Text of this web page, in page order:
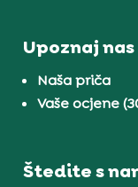
Upoznaj nas
Naša priča
Vaše ocjene
Štedite s